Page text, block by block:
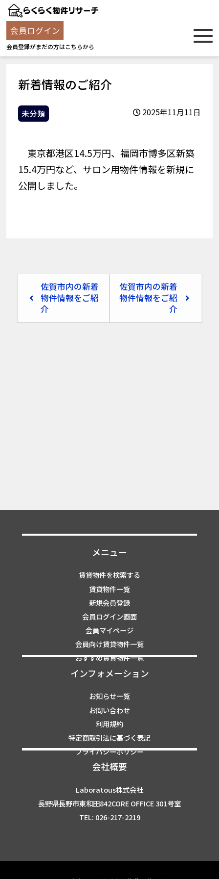
会員ログイン
会員登録がまだの方はこちらから
新着情報のご紹介
未分類 2025年11月11日
東京都港区14.5万円、福岡市博多区新築
15.4万円など、サロン用物件情報を新規に
公開しました。
佐賀市内の新着
物件情報をご紹
介
佐賀市内の新着
物件情報をご紹
介
メニュー
賃貸物件を検索する
賃貸物件一覧
新規会員登録
会員ログイン画面
会員マイページ
会員向け賃貸物件一覧
おすすめ賃貸物件一覧
インフォメーション
お知らせ一覧
お問い合わせ
利用規約
特定商取引法に基づく表記
プライバシーポリシー
会社概要
Laboratous株式会社
長野県長野市東和田842CORE OFFICE 301号室
TEL: 026-217-2219